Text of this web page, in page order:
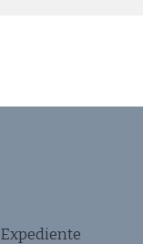
Expediente